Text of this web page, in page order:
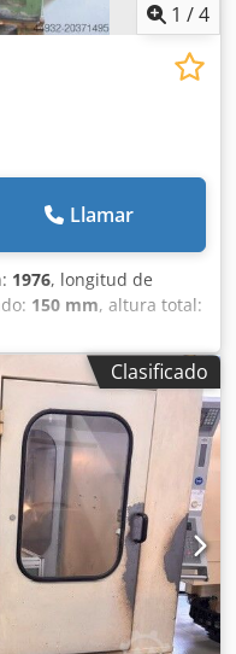
1 /4
Llamar
1976, longitud de
150 mm, altura total:
175 mm, longitud de
150 mm, velocidad
del motor del husillo
kW (1.02 CV),
SONY, avance
manual de 350x150
equipo de
Clasificado